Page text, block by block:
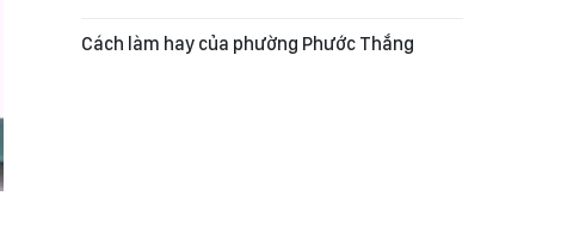
Cách làm hay của phường Phước Thắng